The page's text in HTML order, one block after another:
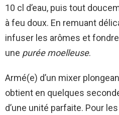
10 cl d’eau, puis tout
à feu doux. En remuant
infuser les arômes et
une purée moelleuse.
Armé(e) d’un mixer
obtient en quelques
d’une unité parfaite. Pour